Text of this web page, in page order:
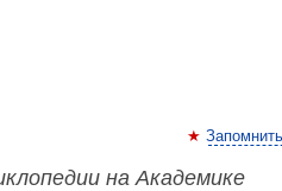
на Академике